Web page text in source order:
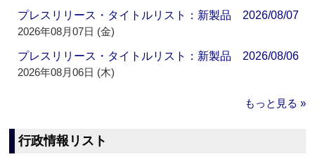
プレスリリース・タイトルリスト：新製品 2026/08/07
2026年08月07日 (金)
プレスリリース・タイトルリスト：新製品 2026/08/06
2026年08月06日 (木)
もっと見る »
行政情報リスト